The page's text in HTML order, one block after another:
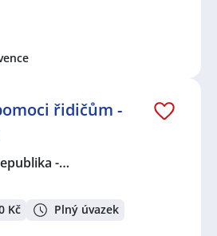
řidičům -
-…
Kč Plný úvazek